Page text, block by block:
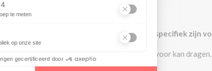
idee?
Het hangt af van een aantal criteria die specifiek zijn
gekocht en dat het kind er goed zorg voor kan
bij een opticien.
te meten
op onze site
gerelateerd aan de bezoeken van de gebruiker aan de
gecertificeerd door